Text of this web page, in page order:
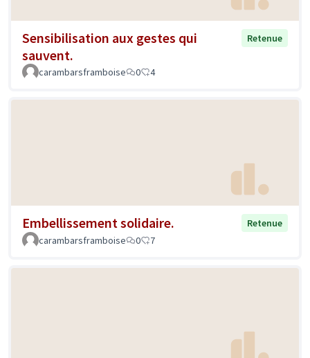
Sensibilisation aux gestes qui
sauvent.
Retenue
carambarsframboise 0 4
Embellissement solidaire.
Retenue
carambarsframboise
0 7